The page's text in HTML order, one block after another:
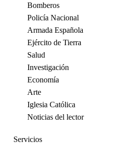
Bomberos
Policía Nacional
Armada Española
Ejército de Tierra
Salud
Investigación
Economía
Arte
Iglesia Católica
Noticias del lector
Servicios